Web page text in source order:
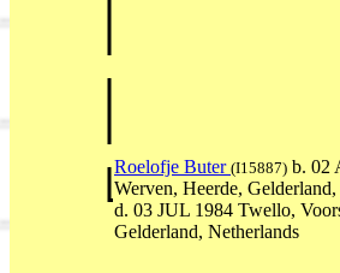
Roelofje Buter (I15887) b. 02
Werven, Heerde,
d. 03 JUL 1984 Twello,
Gelderland, Netherlands